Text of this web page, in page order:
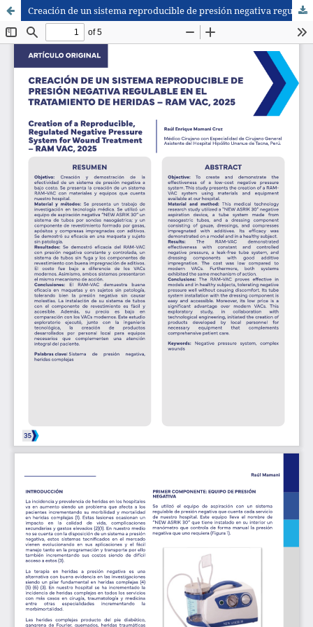
Creación de un sistema reproducible de presión negativa regulable en el tratamiento de heridas – RAM VAC, 2025